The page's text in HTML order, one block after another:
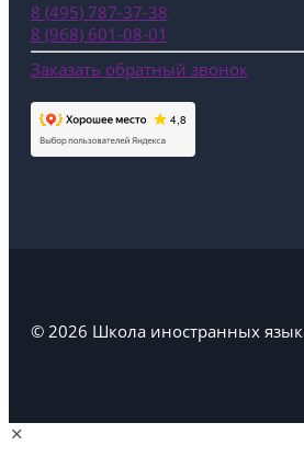
8 (495) 787-37-38
8 (968) 601-08-01
Заказать обратный звонок
© 2026 Школа иностранных